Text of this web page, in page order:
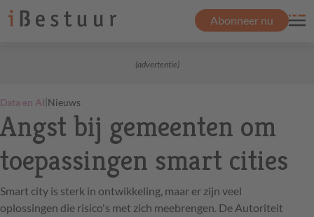
Abonneer nu
(advertentie)
Data en AI|Nieuws
Angst bij gemeenten om
toepassingen smart cities
Smart city is sterk in ontwikkeling, maar er zijn veel
oplossingen die risico's met zich meebrengen. De Autoriteit